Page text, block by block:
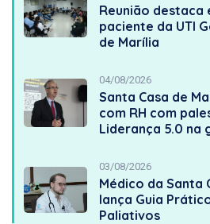
Reunião destaca
paciente da UTI
de Marília
04/08/2026
Santa Casa de
com RH com
Liderança 5.0 na
03/08/2026
Médico da Santa
lança Guia
Paliativos